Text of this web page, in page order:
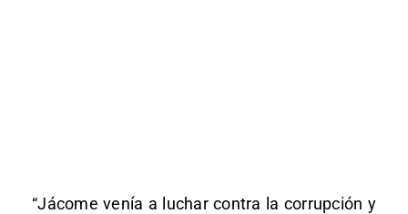
“Jácome venía a luchar contra la corrupción y